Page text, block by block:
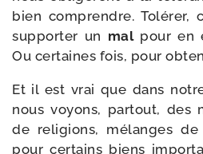
bien com­prendre. Tolérer,
sup­por­ter un malpour en
Ou cer­taines fois, pour
Et il est vrai que dans notre
nous voyons, par­tout, des
de reli­gions, mélanges de
pour cer­tains biens